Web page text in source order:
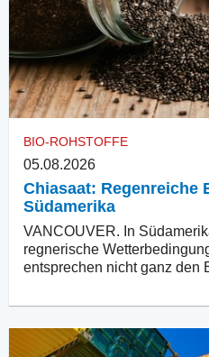
BIO-ROHSTOFFE
05.08.2026
Chiasaat: Regenreiche
Südamerika
VANCOUVER. In
regnerische
entsprechen nicht ganz den